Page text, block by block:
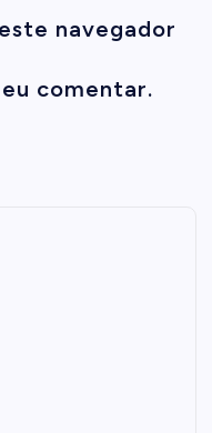
navegador
comentar.